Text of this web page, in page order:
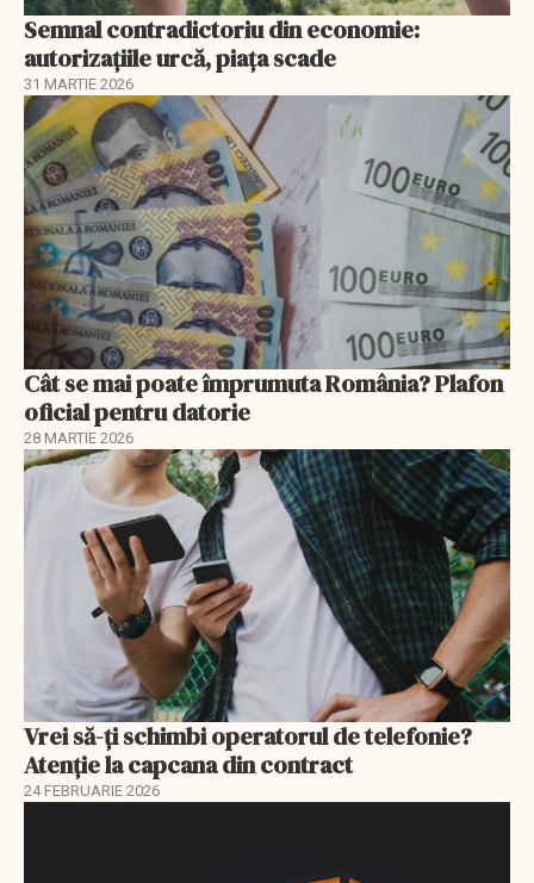
Semnal contradictoriu din economie:
autorizațiile urcă, piața scade
31 MARTIE 2026
Cât se mai poate împrumuta România? Plafon
oficial pentru datorie
28 MARTIE 2026
Vrei să-ți schimbi operatorul de telefonie?
Atenție la capcana din contract
24 FEBRUARIE 2026